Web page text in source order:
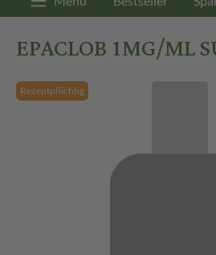
EPACLOB 1MG/ML
Rezeptpflichtig